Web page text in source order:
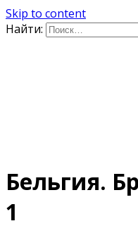
Skip to content
Найти:
Бельгия.
1